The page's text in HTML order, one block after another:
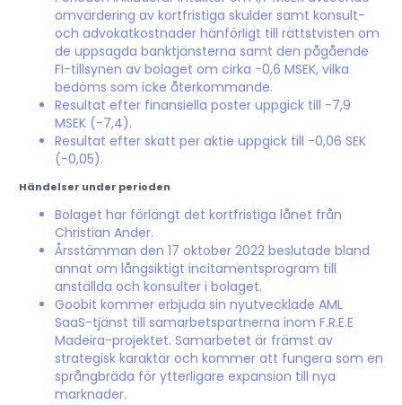
omvärdering av kortfristiga skulder samt konsult-
och advokatkostnader hänförligt till rättstvisten om
de uppsagda banktjänsterna samt den pågående
FI-tillsynen av bolaget om cirka -0,6 MSEK, vilka
bedöms som icke återkommande.
Resultat efter finansiella poster uppgick till -7,9
MSEK (-7,4).
Resultat efter skatt per aktie uppgick till -0,06 SEK
(-0,05).
Händelser under perioden
Bolaget har förlängt det kortfristiga lånet från
Christian Ander.
Årsstämman den 17 oktober 2022 beslutade bland
annat om långsiktigt incitamentsprogram till
anställda och konsulter i bolaget.
Goobit kommer erbjuda sin nyutvecklade AML
SaaS-tjänst till samarbetspartnerna inom F.R.E.E
Madeira-projektet. Samarbetet är främst av
strategisk karaktär och kommer att fungera som en
språngbräda för ytterligare expansion till nya
marknader.